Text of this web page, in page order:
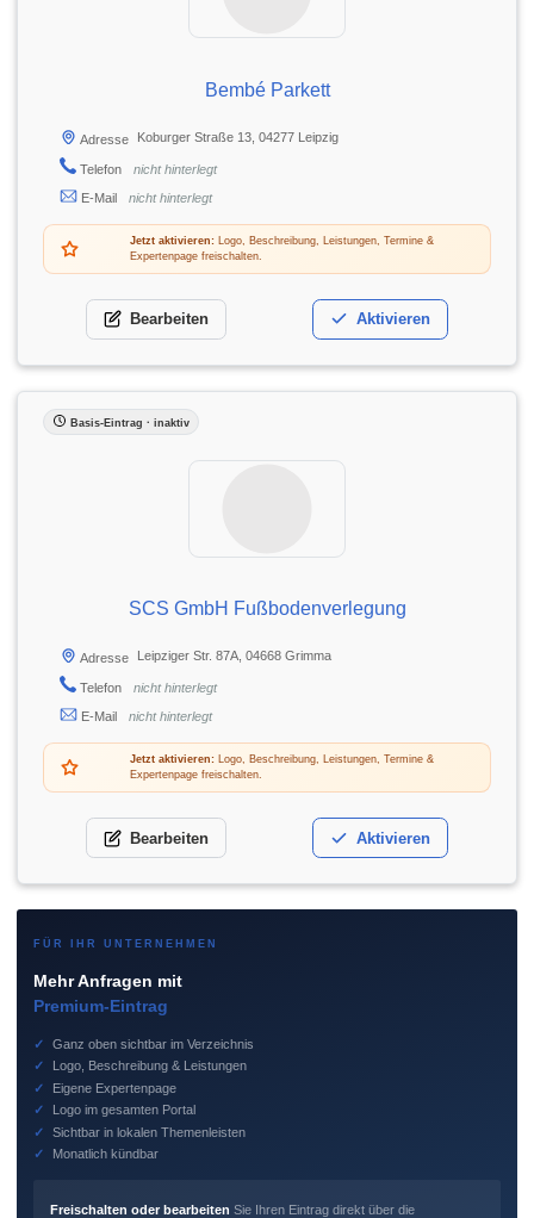
Bembé Parkett
Adresse Koburger Straße 13, 04277 Leipzig
Telefon
nicht hinterlegt
E-Mail
nicht hinterlegt
Jetzt aktivieren:Logo, Beschreibung, Leistungen, Termine &
Expertenpage freischalten.
Bearbeiten Aktivieren
Basis-Eintrag · inaktiv
SCS GmbH Fußbodenverlegung
Adresse Leipziger Str. 87A, 04668 Grimma
Telefon
nicht hinterlegt
E-Mail
nicht hinterlegt
Jetzt aktivieren:Logo, Beschreibung, Leistungen, Termine &
Expertenpage freischalten.
Bearbeiten Aktivieren
FÜR IHR UNTERNEHMEN
Mehr Anfragen mit
Premium-Eintrag
✓
Ganz oben sichtbar im Verzeichnis
✓
Logo, Beschreibung & Leistungen
✓
Eigene Expertenpage
✓
Logo im gesamten Portal
✓
Sichtbar in lokalen Themenleisten
✓
Monatlich kündbar
Freischalten oder bearbeiten Sie Ihren Eintrag direkt über die